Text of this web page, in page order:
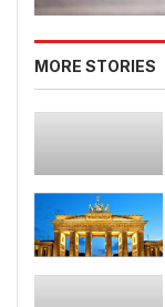
MORE STORIES